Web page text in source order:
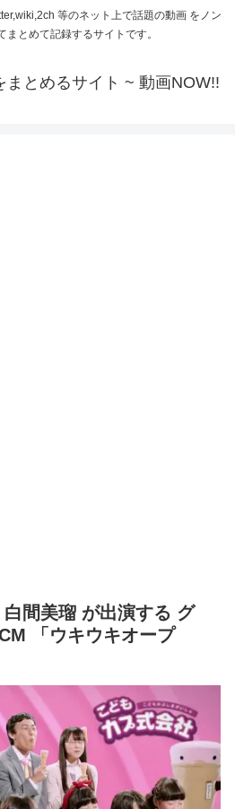
等のネット上で話題の動画 をノン
まとめて記録するサイトです。
まとめるサイト ~ 動画NOW!!
間美瑠 が出演する グ
「ウキウキオープ